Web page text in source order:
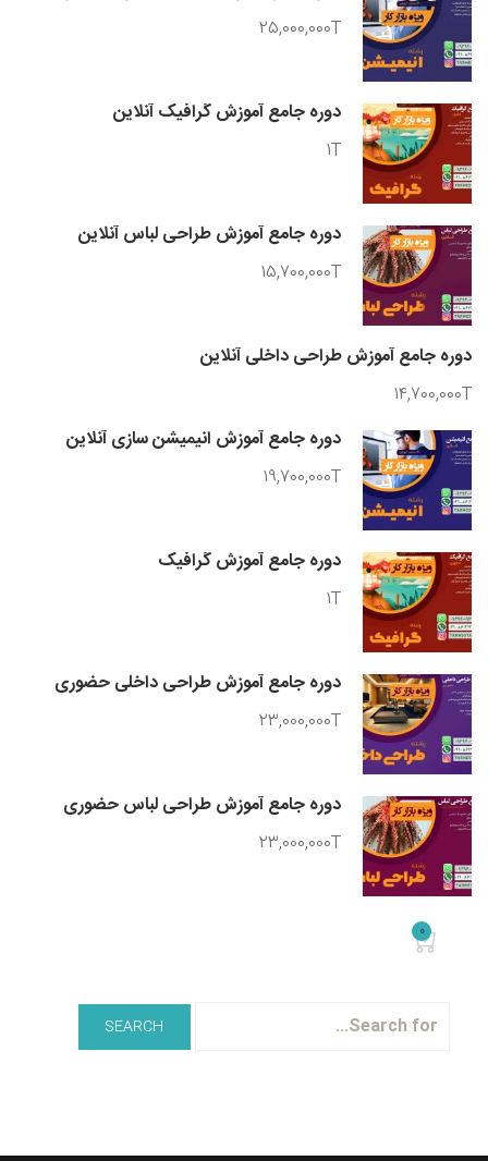
25,000,000T
دوره جامع آموزش گرافیک آنلاین
1T
دوره جامع آموزش طراحی لباس آنلاین
15,700,000T
دوره جامع آموزش طراحی داخلی آنلاین
14,700,000T
دوره جامع آموزش انیمیشن سازی آنلاین
19,700,000T
دوره جامع آموزش گرافیک
1T
دوره جامع آموزش طراحی داخلی حضوری
23,000,000T
دوره جامع آموزش طراحی لباس حضوری
23,000,000T
0